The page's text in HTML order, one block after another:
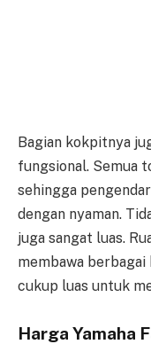
Bagian kokpitnya
fungsional. Semua
sehingga
dengan nyaman.
juga sangat luas.
membawa berbagai
cukup luas untuk
Harga Yamaha